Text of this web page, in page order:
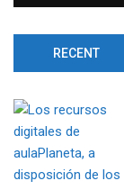
RECENT